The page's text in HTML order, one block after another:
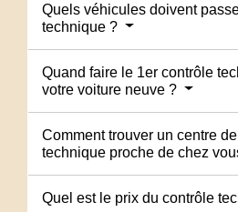
Quels véhicules doivent
technique ?
Quand faire le 1er contrôle
votre voiture neuve ?
Comment trouver un centre
technique proche de chez
Quel est le prix du contrôle